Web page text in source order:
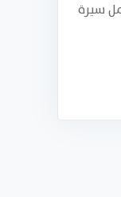
سيرة